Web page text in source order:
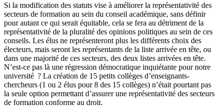
Si la modification des statuts vise à améliorer la représentativité des
secteurs de formation au sein du conseil académique, sans définir
pour autant ce qui serait équitable, cela se fera au détriment de la
représentativité de la pluralité des opinions politiques au sein de ces
conseils. Les élus ne représenteront plus les différents choix des
électeurs, mais seront les représentants de la liste arrivée en tête, ou
dans une majorité de ces secteurs, des deux listes arrivées en tête.
N’est-ce pas là une régression démocratique inquiétante pour notre
université ? La création de 15 petits collèges d’enseignants-
chercheurs (1 ou 2 élus pour 8 des 15 collèges) n’était pourtant pas
la seule option permettant d’assurer une représentativité des secteurs
de formation conforme au droit.